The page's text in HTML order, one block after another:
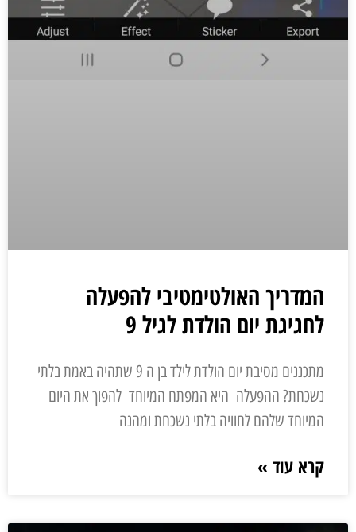
המדריך האולטימטיבי להפעלה
לחגיגת יום הולדת לגיל 9
מתכננים מסיבת יום הולדת לילד בן ה 9 שתהיה באמת בלתי
נשכחת? ההפעלה היא המפתח המיוחד להפוך את היום
המיוחד שלהם לחוויה בלתי נשכחת ומהנה
קרא עוד »